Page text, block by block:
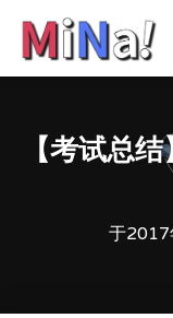
【考试总
于2017